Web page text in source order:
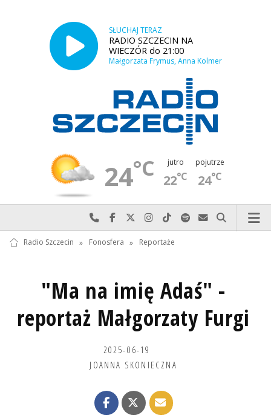
SŁUCHAJ TERAZ
RADIO SZCZECIN NA
WIECZÓR do 21:00
Małgorzata Frymus, Anna Kolmer
24°C jutro
22°C
pojutrze
24°C
Najlepiej po prostu do nas zadzwoń
Odwiedź nas na Facebook-u
Odwiedź nas na X
Odwiedź nas na Instagram-ie
Odwiedź nas na TikTok-u
Szukaj nas na Spotify
Wyślij do nas
Szukaj
Radio Szczecin » Fonosfera » Reportaże
"Ma na imię Adaś" -
reportaż Małgorzaty Furgi
2025-06-19
JOANNA SKONIECZNA